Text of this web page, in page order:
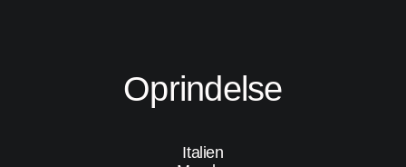
Oprindelse
Italien